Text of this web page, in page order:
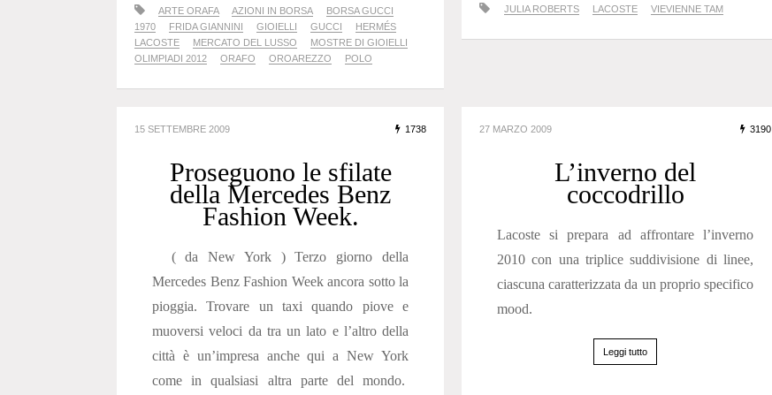
ARTE ORAFA AZIONI IN BORSA
BORSA GUCCI
1970
FRIDA GIANNINI GIOIELLI GUCCI
HERMÉS
LACOSTE
MERCATO DEL LUSSO
MOSTRE DI GIOIELLI
OLIMPIADI 2012
ORAFO OROAREZZO POLO
JULIA ROBERTS LACOSTE VIEVIENNE TAM
15 SETTEMBRE 2009 1738
Proseguono le sfilate
della Mercedes Benz
Fashion Week.
( da New York ) Terzo giorno della
Mercedes Benz Fashion Week ancora sotto la
pioggia. Trovare un taxi quando piove e
muoversi veloci da tra un lato e l’altro della
città è un’impresa anche qui a New York
come in qualsiasi altra parte del mondo.
27 MARZO 2009 3190
L’inverno del
coccodrillo
Lacoste si prepara ad affrontare l’inverno
2010 con una triplice suddivisione di linee,
ciascuna caratterizzata da un proprio specifico
mood.
Leggi tutto